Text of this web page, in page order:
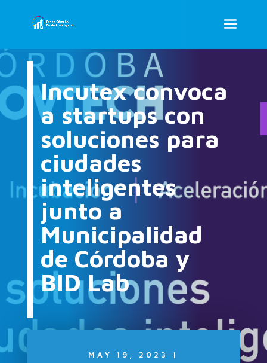
Incutex convoca
a startups con
soluciones para
ciudades
inteligentes
junto a
Municipalidad
de Córdoba y
BID Lab
MAY 19, 2023
|